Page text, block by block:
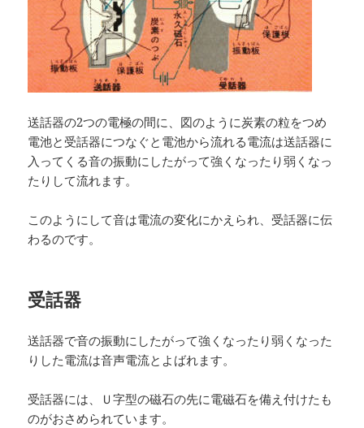
送話器の2つの電極の間に、図のように炭素の粒をつめ
電池と受話器につなぐと電池から流れる電流は送話器に
入ってくる音の振動にしたがって強くなったり弱くなっ
たりして流れます。
このようにして音は電流の変化にかえられ、受話器に伝
わるのです。
受話器
送話器で音の振動にしたがって強くなったり弱くなった
りした電流は音声電流とよばれます。
受話器には、Ｕ字型の磁石の先に電磁石を備え付けたも
のがおさめられています。